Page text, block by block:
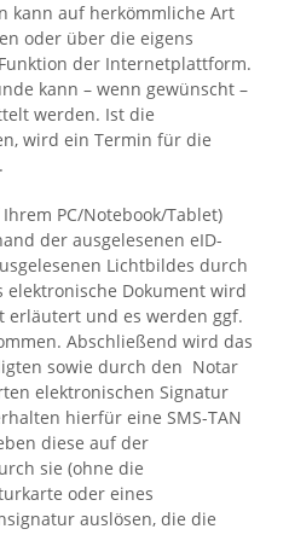
kann auf herkömmliche Art
oder über die eigens
der Internetplattform.
kann – wenn gewünscht –
werden. Ist die
wird ein Termin für die
PC/Notebook/Tablet)
der ausgelesenen eID-
Lichtbildes durch
Dokument wird
erläutert und es werden ggf.
Abschließend wird das
sowie durch den Notar
elektronischen Signatur
hierfür eine SMS-TAN
diese auf der
sie (ohne die
oder eines
auslösen, die die